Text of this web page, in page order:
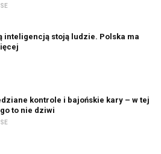
inteligencją stoją ludzie. Polska ma
kontrole i bajońskie kary – w tej
to nie dziwi